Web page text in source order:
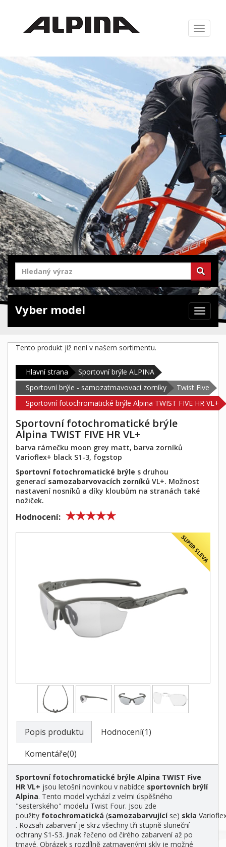
Zabrazit
navigaci
Zabrazit
navigaci
Vyber model
Tento produkt již není v našem sortimentu.
Hlavní strana
Sportovní brýle ALPINA
Sportovní brýle - samozatmavovací zorníky
Twist Five
Sportovní fotochromatické brýle Alpina TWIST FIVE HR VL+
Sportovní fotochromatické brýle
Alpina TWIST FIVE HR VL+
barva rámečku moon grey matt, barva zorníků
Varioflex+ black S1-3, fogstop
Sportovní fotochromatické brýle s druhou
generací samozabarvovacích zorníků VL+. Možnost
nastavení nosníků a díky kloubům na stranách také
nožiček.
Hodnocení:
Popis produktu
Hodnocení(1)
Komentáře(0)
Sportovní fotochromatické brýle Alpina TWIST Five
HR VL+ jsou letošní novinkou v nabídce sportovních brýlí
Alpina. Tento model vychází z velmi úspěšného
"sesterského" modelu Twist Four. Jsou zde
použity fotochromatická (samozabarvujícíse) skla
. Rozsah zabarvení je skrz všechny tři stupně sluneční
ochrany S1-S3. Jinak řečeno od čirého zabarvení až po
tmavé. Obrázek s rozdílně zatmavenými skly je možné